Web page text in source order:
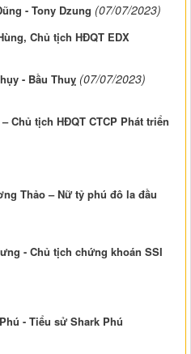
- Tony Dzung (07/07/2023)
Chủ tịch HĐQT EDX
- Bầu Thuỵ (07/07/2023)
Chủ tịch HĐQT CTCP Phát triển
Thảo – Nữ tỷ phú đô la đầu
- Chủ tịch chứng khoán SSI
- Tiểu sử Shark Phú